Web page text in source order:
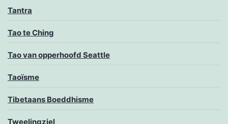
Tantra
Tao te Ching
Tao van opperhoofd Seattle
Taoïsme
Tibetaans Boeddhisme
Tweelingziel